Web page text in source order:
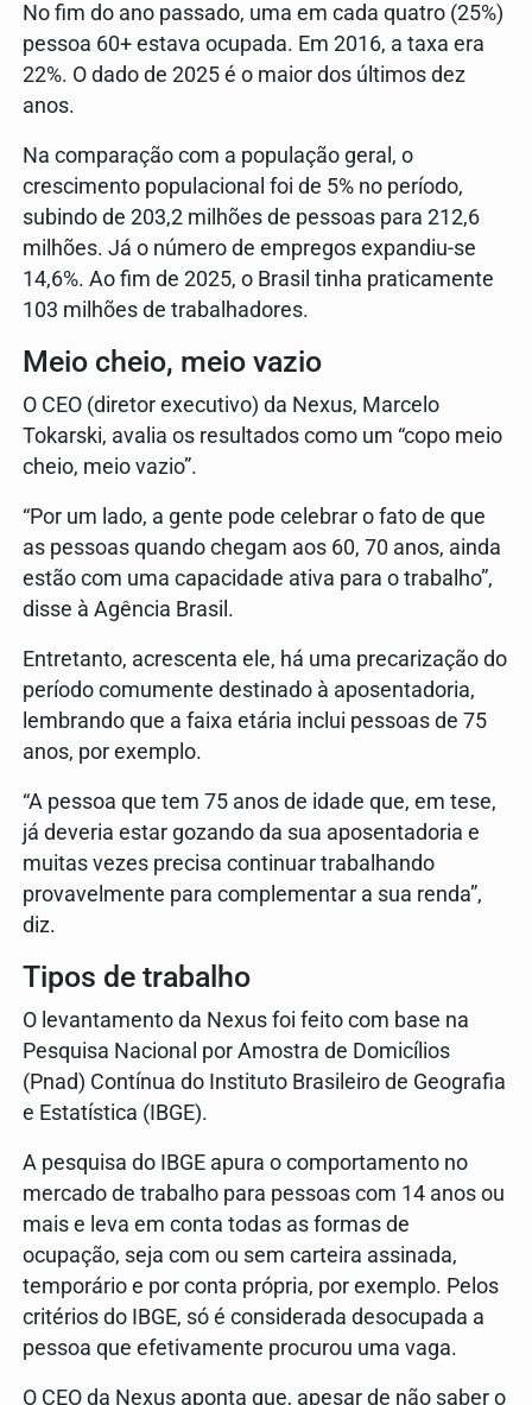
No fim do ano passado, uma em cada quatro (25%)
pessoa 60+ estava ocupada. Em 2016, a taxa era
22%. O dado de 2025 é o maior dos últimos dez
anos.
Na comparação com a população geral, o
crescimento populacional foi de 5% no período,
subindo de 203,2 milhões de pessoas para 212,6
milhões. Já o número de empregos expandiu-se
14,6%. Ao fim de 2025, o Brasil tinha praticamente
103 milhões de trabalhadores.
Meio cheio, meio vazio
O CEO (diretor executivo) da Nexus, Marcelo
Tokarski, avalia os resultados como um “copo meio
cheio, meio vazio”.
“Por um lado, a gente pode celebrar o fato de que
as pessoas quando chegam aos 60, 70 anos, ainda
estão com uma capacidade ativa para o trabalho”,
disse à Agência Brasil.
Entretanto, acrescenta ele, há uma precarização do
período comumente destinado à aposentadoria,
lembrando que a faixa etária inclui pessoas de 75
anos, por exemplo.
“A pessoa que tem 75 anos de idade que, em tese,
já deveria estar gozando da sua aposentadoria e
muitas vezes precisa continuar trabalhando
provavelmente para complementar a sua renda”,
diz.
Tipos de trabalho
O levantamento da Nexus foi feito com base na
Pesquisa Nacional por Amostra de Domicílios
(Pnad) Contínua do Instituto Brasileiro de Geografia
e Estatística (IBGE).
A pesquisa do IBGE apura o comportamento no
mercado de trabalho para pessoas com 14 anos ou
mais e leva em conta todas as formas de
ocupação, seja com ou sem carteira assinada,
temporário e por conta própria, por exemplo. Pelos
critérios do IBGE, só é considerada desocupada a
pessoa que efetivamente procurou uma vaga.
O CEO da Nexus aponta que, apesar de não saber o